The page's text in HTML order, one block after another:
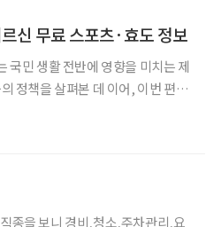
신 무료 스포츠·효도 정보
국민 생활 전반에 영향을 미치는 제
정책을 살펴본 데 이어, 이번 편에
종을 보니 경비,청소,주차관리,요